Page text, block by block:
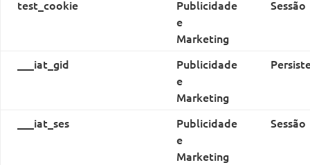
test_cookie
Publicidade
e
Marketing
Sessão
___iat_gid
Publicidade
e
Marketing
___iat_ses
Publicidade
e
Marketing
Sessão